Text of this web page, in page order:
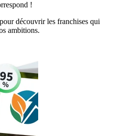
!
découvrir les franchises qui
ambitions.